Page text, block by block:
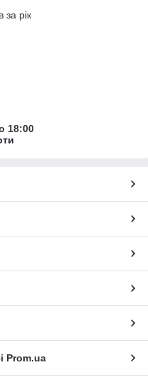
за рік
18:00
Prom.ua